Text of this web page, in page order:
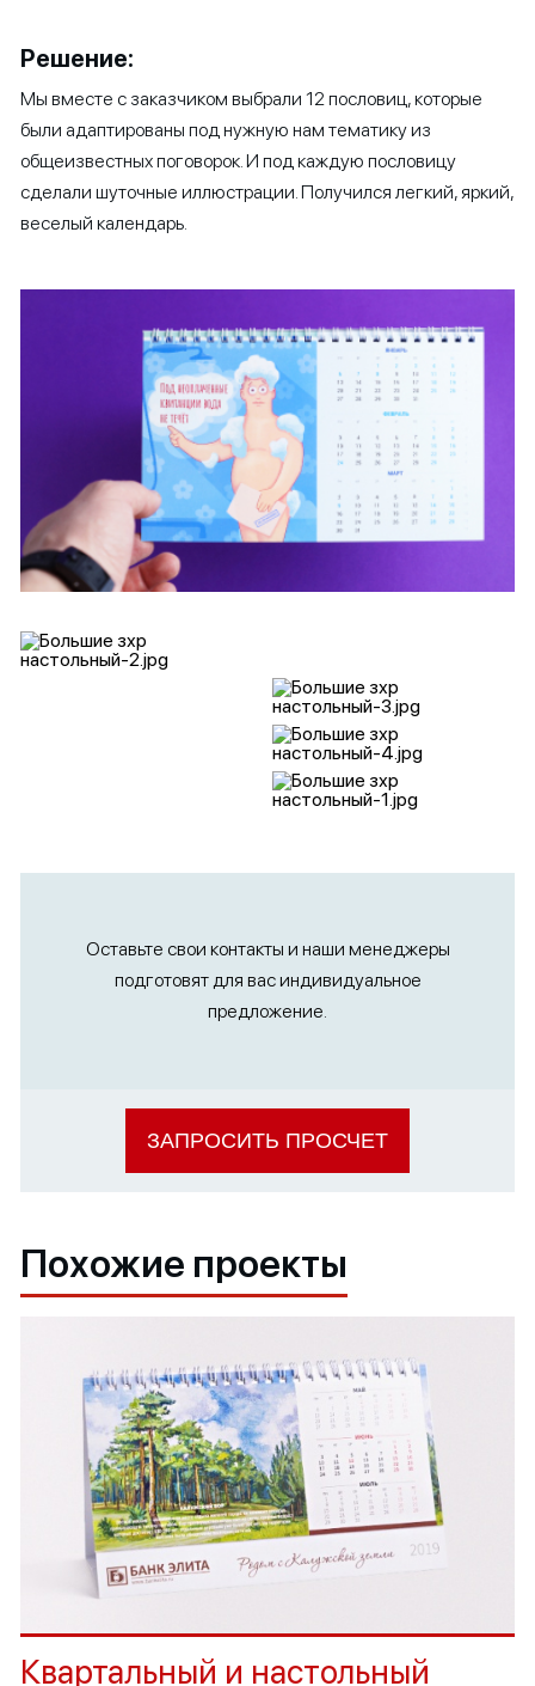
Решение:
Мы вместе с заказчиком выбрали 12 пословиц, которые
были адаптированы под нужную нам тематику из
общеизвестных поговорок. И под каждую пословицу
сделали шуточные иллюстрации. Получился легкий, яркий,
веселый календарь.
ЗАПРОСИТЬ ПРОСЧЕТ
Оставьте свои контакты и наши менеджеры
подготовят для вас индивидуальное
предложение.
Похожие проекты
Квартальный и настольный